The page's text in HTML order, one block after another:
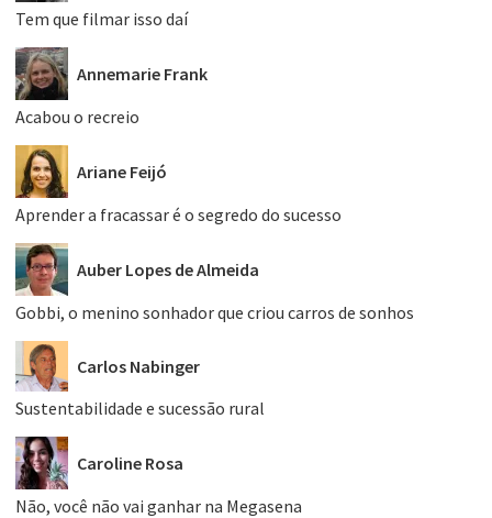
Tem que filmar isso daí
Annemarie Frank
Acabou o recreio
Ariane Feijó
Aprender a fracassar é o segredo do sucesso
Auber Lopes de Almeida
Gobbi, o menino sonhador que criou carros de sonhos
Carlos Nabinger
Sustentabilidade e sucessão rural
Caroline Rosa
Não, você não vai ganhar na Megasena